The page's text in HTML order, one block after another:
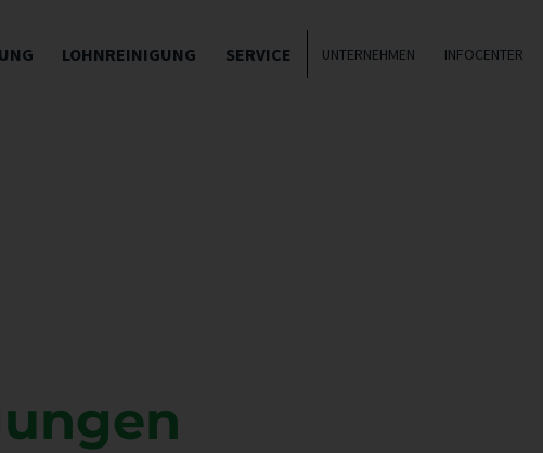
LOHNREINIGUNG SERVICE UNTERNEHMEN INFOCENTER